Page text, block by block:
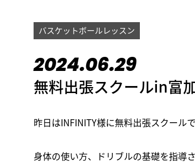
バスケットボールレッスン
2024.06.29
無料出張スクールin富
昨日はINFINITY様に無料出張スクールで
身体の使い方、ドリブルの基礎を指導